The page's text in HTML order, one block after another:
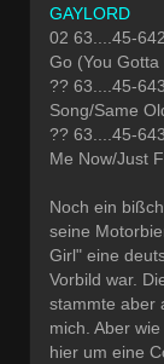
GAYLORD
02 63....45-
Go (You
?? 63....45-
Song/Same
?? 63....45-
Me Now/Just
Noch ein
seine
Girl" eine
Vorbild war.
stammte aber
mich. Aber
hier um eine